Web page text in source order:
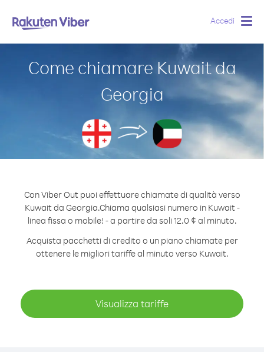
Accedi
Come chiamare Kuwait da
Georgia
Con Viber Out puoi effettuare chiamate di qualità verso
Kuwait da Georgia.Chiama qualsiasi numero in Kuwait -
linea fissa o mobile! - a partire da soli 12.0 ¢ al minuto.
Acquista pacchetti di credito o un piano chiamate per
ottenere le migliori tariffe al minuto verso Kuwait.
Visualizza tariffe